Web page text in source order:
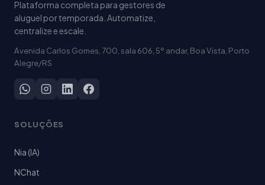
Plataforma completa para gestores de
aluguel por temporada. Automatize,
centralize e escale.
Avenida Carlos Gomes, 700, sala 606, 5º andar, Boa Vista, Porto
Alegre/RS
SOLUÇÕES
Nia (IA)
NChat